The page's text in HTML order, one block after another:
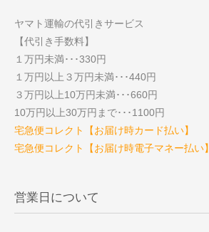
ヤマト運輸の代引きサービス
【代引き手数料】
１万円未満･･･330円
１万円以上３万円未満･･･440円
３万円以上10万円未満･･･660円
10万円以上30万円まで･･･1100円
宅急便コレクト【お届け時カード払い】
宅急便コレクト【お届け時電子マネー払い】
営業日について